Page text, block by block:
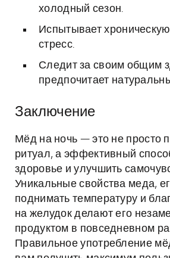
холодный сезон.
Испытывает
стресс.
Следит за своим общим
предпочитает
Заключение
Мёд на ночь — это не просто
ритуал, а эффективный
здоровье и улучшить
Уникальные свойства меда,
поднимать температуру и
на желудок делают его
продуктом в повседневном
Правильное употребление